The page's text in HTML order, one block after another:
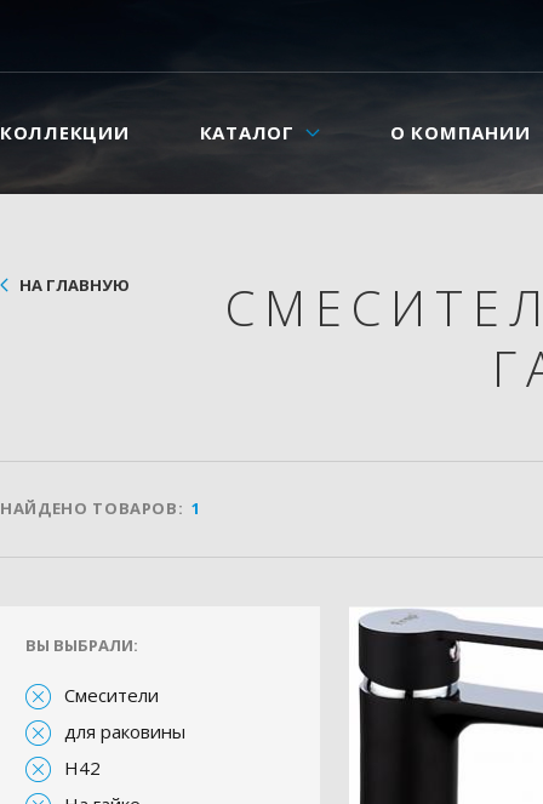
КОЛЛЕКЦИИ КАТАЛОГ О КОМПАНИИ
НА ГЛАВНУЮ
НАЙДЕНО ТОВАРОВ: 1
ВЫ ВЫБРАЛИ:
Смесители
для раковины
H42